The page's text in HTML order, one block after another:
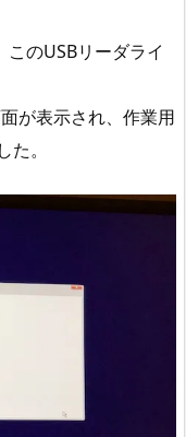
のUSBリーダライ
が表示され、作業用
。